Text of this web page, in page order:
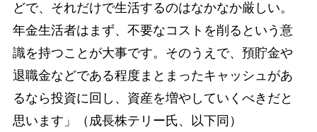
どで、それだけで生活するのはなかなか厳しい。
年金生活者はまず、不要なコストを削るという意
識を持つことが大事です。そのうえで、預貯金や
退職金などである程度まとまったキャッシュがあ
るなら投資に回し、資産を増やしていくべきだと
思います」（成長株テリー氏、以下同）